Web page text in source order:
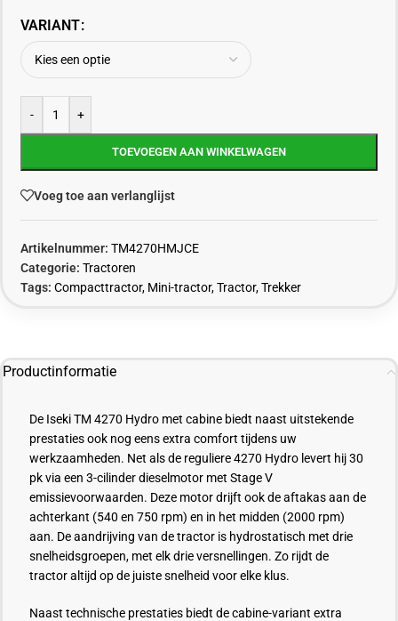
VARIANT
- +
TOEVOEGEN AAN WINKELWAGEN
Voeg toe aan verlanglijst
Artikelnummer: TM4270HMJCE
Categorie: Tractoren
Tags: Compacttractor, Mini-tractor,Tractor,Trekker
Productinformatie
De Iseki TM 4270 Hydro met cabine biedt naast uitstekende
prestaties ook nog eens extra comfort tijdens uw
werkzaamheden. Net als de reguliere 4270 Hydro levert hij 30
pk via een 3-cilinder dieselmotor met Stage V
emissievoorwaarden. Deze motor drijft ook de aftakas aan de
achterkant (540 en 750 rpm) en in het midden (2000 rpm)
aan. De aandrijving van de tractor is hydrostatisch met drie
snelheidsgroepen, met elk drie versnellingen. Zo rijdt de
tractor altijd op de juiste snelheid voor elke klus.
Naast technische prestaties biedt de cabine-variant extra